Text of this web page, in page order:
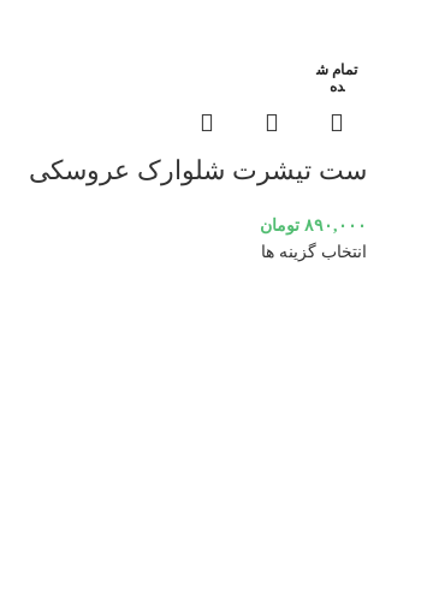
تمام ش
ده
ست تیشرت شلوارک عروسکی
۸۹۰,۰۰۰ تومان
انتخاب گزینه ها